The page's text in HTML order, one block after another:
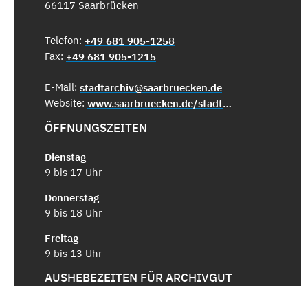
66117 Saarbrücken
Telefon: +49 681 905-1258
Fax: +49 681 905-1215
E-Mail: stadtarchiv@saarbruecken.de
Website:
www.saarbruecken.de/stadtarchiv
ÖFFNUNGSZEITEN
Dienstag
9 bis 17 Uhr
Donnerstag
9 bis 18 Uhr
Freitag
9 bis 13 Uhr
AUSHEBEZEITEN FÜR ARCHIVGUT